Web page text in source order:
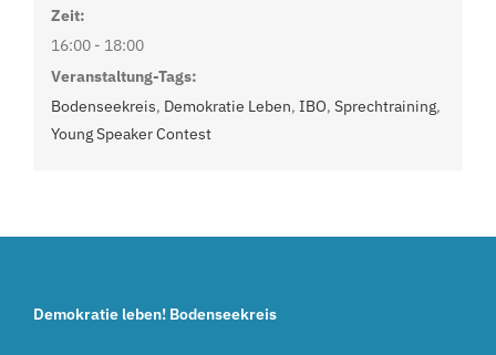
Zeit:
16:00 - 18:00
Veranstaltung-Tags:
Bodenseekreis, Demokratie Leben, IBO, Sprechtraining,
Young Speaker Contest
Demokratie leben! Bodenseekreis